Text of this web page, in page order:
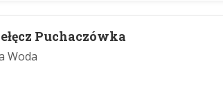
Puchaczówka
Woda